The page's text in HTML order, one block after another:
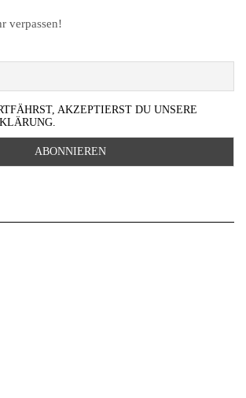
verpassen!
AKZEPTIERST DU UNSERE